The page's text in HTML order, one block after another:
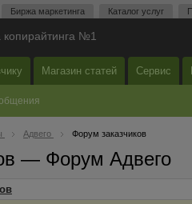
Биржа маркетинга Каталог услуг
копирайтинга №1
Магазин статей Сервис
Адвего Форум заказчиков
— Форум Адвего